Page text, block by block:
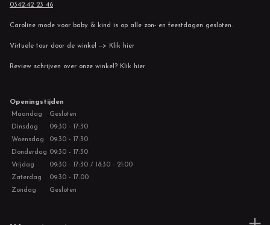
0342-42 23 46
Caroline mode voor baby & kind is op alle zon- en feestdagen gesloten.
Virtuele tour door de winkel --> Klik hier
Review schrijven over onze winkel? Klik hier
Openingstijden
Maandag
Gesloten
Dinsdag
09:30 - 17:30
Woensdag
09:30 - 17:30
Donderdag 09:30 - 17:30
Vrijdag
09:30 - 17:30 / 18:30 - 21:00
Zaterdag
09:30 - 17:00
Zondag
Gesloten